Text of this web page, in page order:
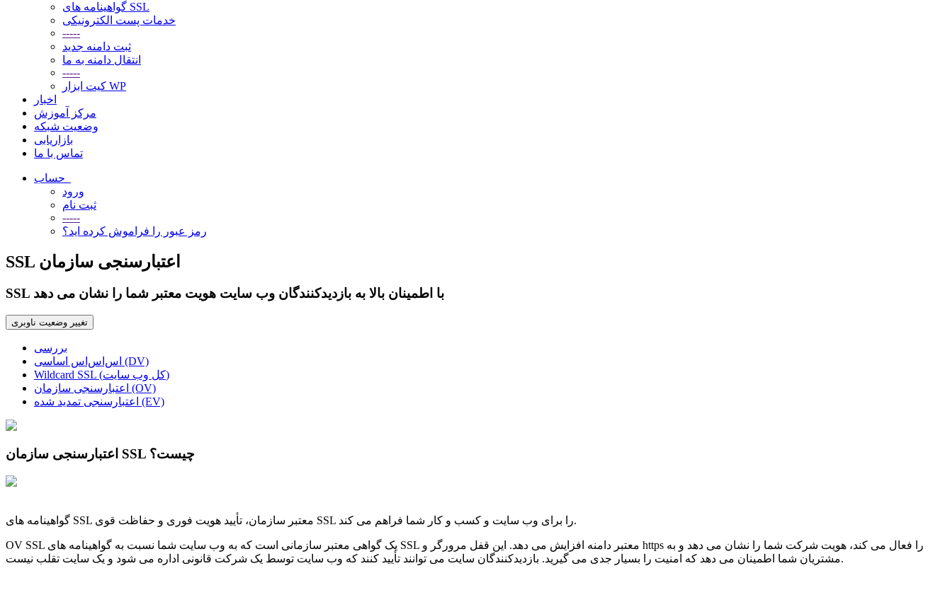
گواهینامه های SSL
خدمات پست الکترونیکی
-----
ثبت دامنه جدید
انتقال دامنه به ما
-----
کیت ابزار WP
اخبار
مرکز آموزش
وضعیت شبکه
بازاریابی
تماس با ما
ورود
ثبت نام
-----
رمز عبور را فراموش کرده اید؟
SSL اعتبارسنجی سازمان
SSL با اطمینان بالا به بازدیدکنندگان وب سایت هویت معتبر شما را نشان می دهد
تغییر وضعیت ناوبری
بررسی
اس‌اس‌اس اساسی (DV)
Wildcard SSL (کل وب سایت)
اعتبارسنجی سازمان (OV)
اعتبارسنجی تمدید شده (EV)
اعتبارسنجی سازمان SSL چیست؟
گواهینامه های SSL معتبر سازمان، تأیید هویت فوری و حفاظت قوی SSL را برای وب سایت و کسب و کار شما فراهم می کند.
OV SSL یک گواهی معتبر سازمانی است که به وب سایت شما نسبت به گواهینامه های SSL معتبر دامنه افزایش می دهد. این قفل مرورگر و https را فعال می کند، هویت شرکت شما را نشان می دهد و به
مشتریان شما اطمینان می دهد که امنیت را بسیار جدی می گیرید. بازدیدکنندگان سایت می توانند تأیید کنند که وب سایت توسط یک شرکت قانونی اداره می شود و یک سایت تقلب نیست.